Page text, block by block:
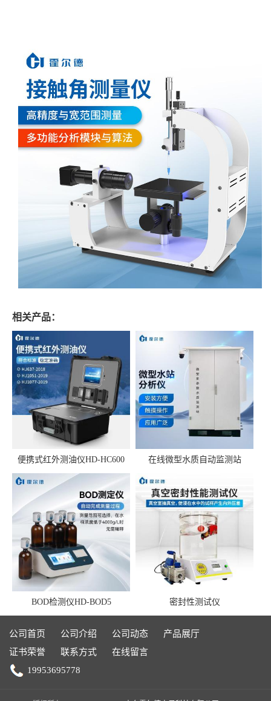
相关产品：
便携式红外测油仪HD-HC600 在线微型水质自动监测站
BOD检测仪HD-BOD5 密封性测试仪
公司首页 公司介绍 公司动态
产品展厅
证书荣誉
联系方式
在线留言
19953695778